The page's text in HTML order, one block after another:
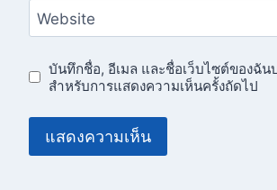
Website
บันทึกชื่อ, อีเมล และชื่อเว็บไซต์ของฉัน
สำหรับการแสดงความเห็นครั้งถัดไป